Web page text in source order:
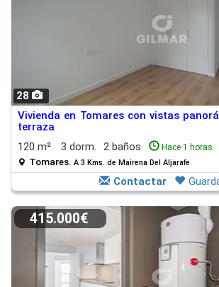
28
Vivienda en Tomares con vistas
terraza
120 m²
3 dorm. 2 baños Hace 1 horas
Tomares. A 3 Kms. de Mairena Del Aljarafe
Contactar
415.000€